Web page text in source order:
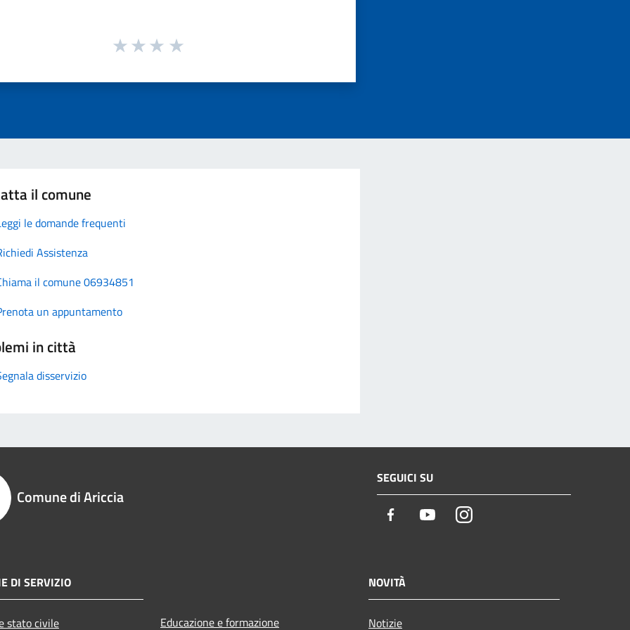
il comune
le domande frequenti
Assistenza
il comune 06934851
un appuntamento
in città
disservizio
Comune di Ariccia
SEGUICI SU
Facebook YoutubeInstagram
DI SERVIZIO
stato civile Educazione e formazione
NOVITÀ
Notizie